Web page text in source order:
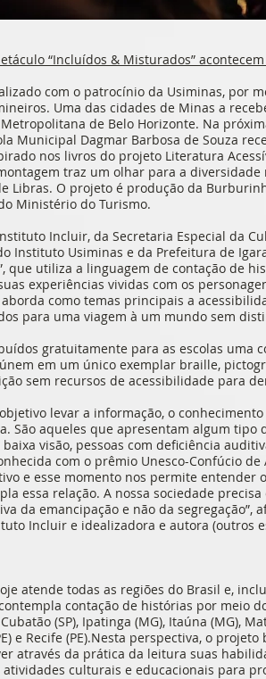
“Incluídos & Misturados”
com o patrocínio da Usiminas, por
Uma das cidades de Minas a
de Belo Horizonte. Na
Municipal Dagmar Barbosa de Souza
nos livros do projeto Literatura
traz um olhar para a
Libras. O projeto é produção da
Ministério do Turismo.
Incluir, da Secretaria Especial da
Instituto Usiminas e da Prefeitura de
que utiliza a linguagem de contação de
experiências vividas com os
como temas principais a
para uma viagem à um mundo sem
gratuitamente para as escolas uma
em um único exemplar braille,
sem recursos de acessibilidade para
levar a informação, o
São aqueles que apresentam algum tipo
visão, pessoas com deficiência
com o prêmio Unesco-Confúcio de
e esse momento nos permite entender
essa relação. A nossa sociedade
da emancipação e não da segregação”,
Incluir e idealizadora e autora (outros
atende todas as regiões do Brasil e,
contação de histórias por meio
(SP), Ipatinga (MG), Itaúna (MG),
e Recife (PE).Nesta perspectiva, o
através da prática da leitura suas
culturais e educacionais para